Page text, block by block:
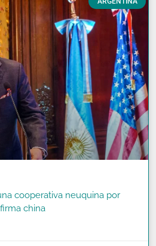
cooperativa neuquina por
china